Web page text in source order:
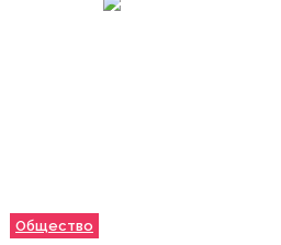
Общество